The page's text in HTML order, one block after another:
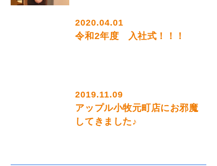
2020.04.01
令和2年度 入社式！！！
2019.11.09
アップル小牧元町店にお邪魔
してきました♪